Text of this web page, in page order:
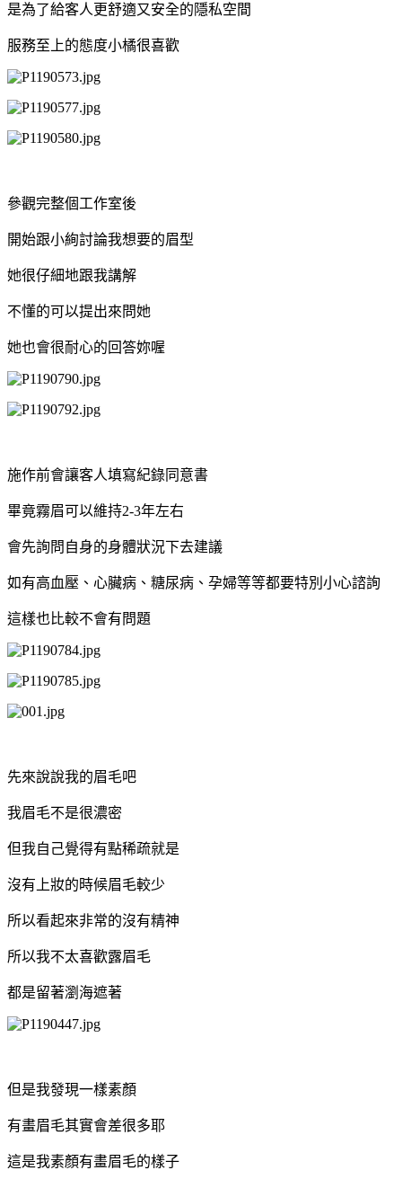
是為了給客人更舒適又安全的隱私空間
服務至上的態度小橘很喜歡
參觀完整個工作室後
開始跟小絢討論我想要的眉型
她很仔細地跟我講解
不懂的可以提出來問她
她也會很耐心的回答妳喔
施作前會讓客人填寫紀錄同意書
畢竟霧眉可以維持2-3年左右
會先詢問自身的身體狀況下去建議
如有高血壓、心臟病、糖尿病、孕婦等等都要特別小心諮詢
這樣也比較不會有問題
先來說說我的眉毛吧
我眉毛不是很濃密
但我自己覺得有點稀疏就是
沒有上妝的時候眉毛較少
所以看起來非常的沒有精神
所以我不太喜歡露眉毛
都是留著瀏海遮著
但是我發現一樣素顏
有畫眉毛其實會差很多耶
這是我素顏有畫眉毛的樣子